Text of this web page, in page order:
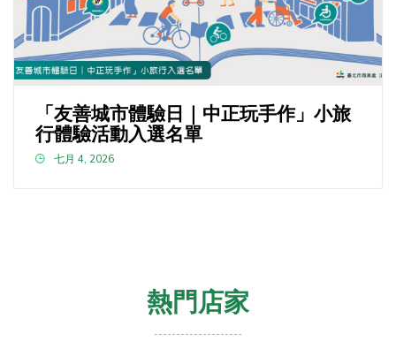
「友善城市體驗日｜中正玩手作」小旅
行體驗活動入選名單
七月 4, 2026
熱門店家